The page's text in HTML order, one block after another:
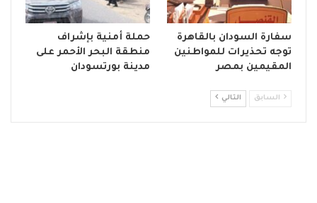
سفارة السودان بالقاهرة
توجه تحذيرات للمواطنين
المقيمين بمصر
حملة أمنية بإشراف
منطقة البحر الأحمر على
مدينة بورتسودان
السابق التالي